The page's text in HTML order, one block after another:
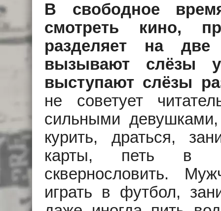
В свободное
смотреть кино,
разделяет на две
вызывают слёзы
выступают слёзы
не советует
сильными
курить, драться,
карты, петь в
сквернословить.
играть в футбол,